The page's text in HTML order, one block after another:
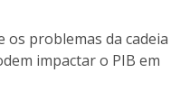
os problemas da cadeia
impactar o PIB em